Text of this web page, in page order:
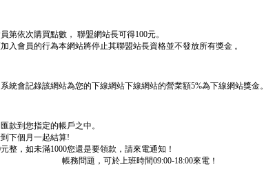
第依次購買點數， 聯盟網站長可得100元。
入會員的行為本網站將停止其聯盟站長資格並不發放所有獎金 。
統會記錄該網站為您的下線網站下線網站的營業額5%為下線網站獎金。
款到您指定的帳戶之中。
下個月一起結算!
整，如未滿1000您還是要領款，請來電通知！
帳務問題，可於上班時間09:00-18:00來電！